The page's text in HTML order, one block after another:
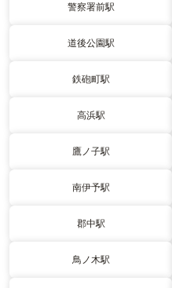
警察署前駅
道後公園駅
鉄砲町駅
高浜駅
鷹ノ子駅
南伊予駅
郡中駅
鳥ノ木駅